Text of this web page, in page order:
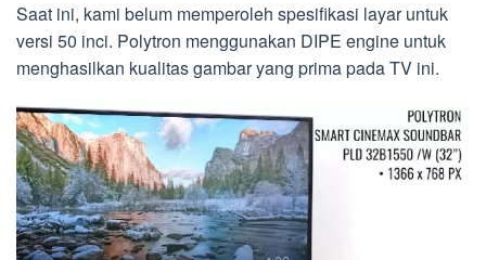
Saat ini, kami belum memperoleh spesifikasi layar untuk
versi 50 inci. Polytron menggunakan DIPE engine untuk
menghasilkan kualitas gambar yang prima pada TV ini.